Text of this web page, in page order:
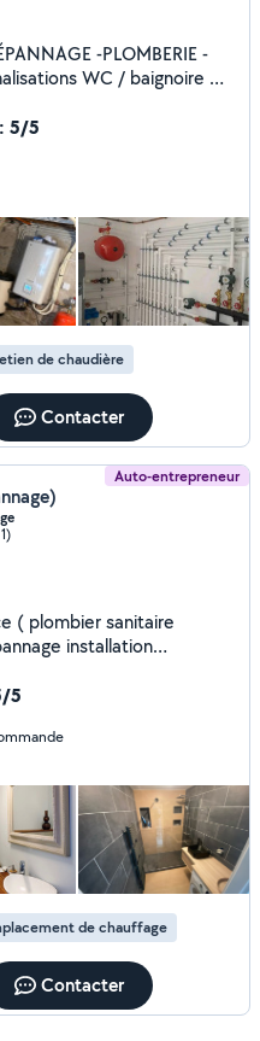
PLOMBERIE -
/ baignoire /
- Effectue
tout cela dans les règles
5/5
de chaudière
Contacter
Auto-entrepreneur
( plombier sanitaire
5
de chauffage
Contacter